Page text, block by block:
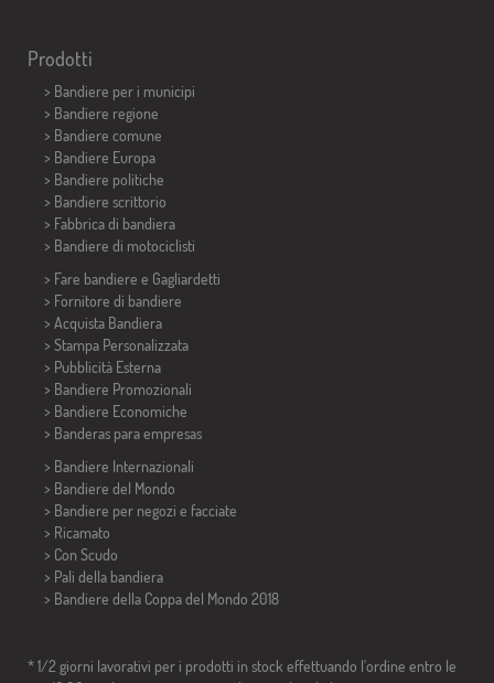
Prodotti
> Bandiere per i municipi
> Bandiere regione
> Bandiere comune
> Bandiere Europa
> Bandiere politiche
> Bandiere scrittorio
> Fabbrica di bandiera
> Bandiere di motociclisti
> Fare bandiere e Gagliardetti
> Fornitore di bandiere
> Acquista Bandiera
> Stampa Personalizzata
> Pubblicità Esterna
> Bandiere Promozionali
> Bandiere Economiche
> Banderas para empresas
> Bandiere Internazionali
> Bandiere del Mondo
> Bandiere per negozi e facciate
> Ricamato
> Con Scudo
> Pali della bandiera
> Bandiere della Coppa del Mondo 2018
* 1/2 giorni lavorativi per i prodotti in stock effettuando l'ordine entro le